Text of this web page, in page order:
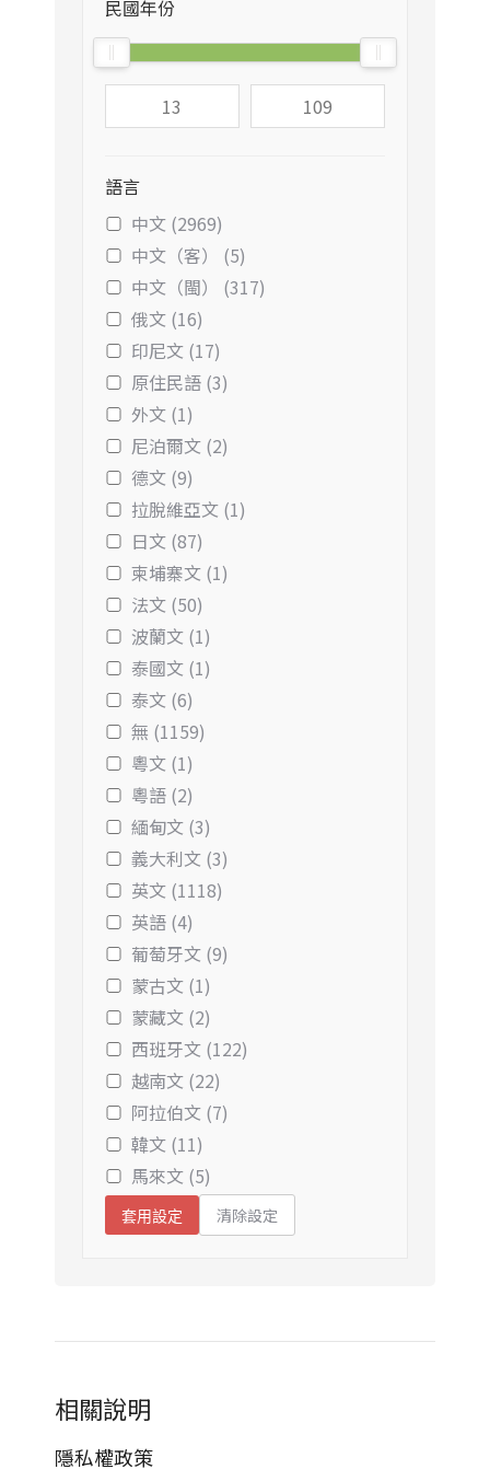
民國年份
語言
中文 (2969)
中文（客） (5)
中文（閩） (317)
俄文 (16)
印尼文 (17)
原住民語 (3)
外文 (1)
尼泊爾文 (2)
德文 (9)
拉脫維亞文 (1)
日文 (87)
柬埔寨文 (1)
法文 (50)
波蘭文 (1)
泰國文 (1)
泰文 (6)
無 (1159)
粵文 (1)
粵語 (2)
緬甸文 (3)
義大利文 (3)
英文 (1118)
英語 (4)
葡萄牙文 (9)
蒙古文 (1)
蒙藏文 (2)
西班牙文 (122)
越南文 (22)
阿拉伯文 (7)
韓文 (11)
馬來文 (5)
套用設定 清除設定
相關說明
隱私權政策